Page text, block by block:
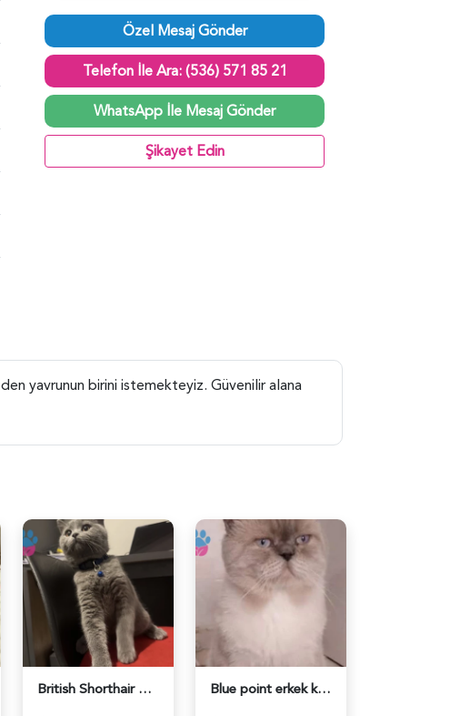
Özel Mesaj Gönder
Telefon İle Ara: (536) 571 85 21
WhatsApp İle Mesaj Gönder
Şikayet Edin
yavrunun birini istemekteyiz. Güvenilir alana
British Shorthair Ponçiğim Eş Arıyor - 118984654 Blue point erkek kedimize dişi eş arıyoruz - 118984655